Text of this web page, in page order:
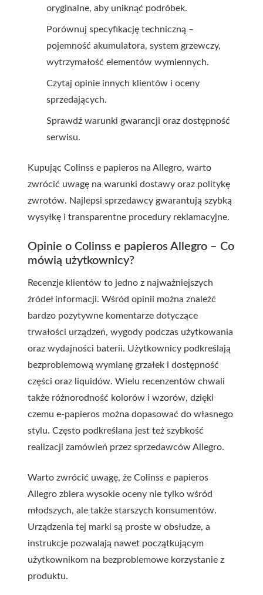
oryginalne, aby uniknąć podróbek.
Porównuj specyfikację techniczną –
pojemność akumulatora, system grzewczy,
wytrzymałość elementów wymiennych.
Czytaj opinie innych klientów i oceny
sprzedających.
Sprawdź warunki gwarancji oraz dostępność
serwisu.
Kupując Colinss e papieros na Allegro, warto
zwrócić uwagę na warunki dostawy oraz politykę
zwrotów. Najlepsi sprzedawcy gwarantują szybką
wysyłkę i transparentne procedury reklamacyjne.
Opinie o Colinss e papieros Allegro – Co
mówią użytkownicy?
Recenzje klientów to jedno z najważniejszych
źródeł informacji. Wśród opinii można znaleźć
bardzo pozytywne komentarze dotyczące
trwałości urządzeń, wygody podczas użytkowania
oraz wydajności baterii. Użytkownicy podkreślają
bezproblemową wymianę grzałek i dostępność
części oraz liquidów. Wielu recenzentów chwali
także różnorodność kolorów i wzorów, dzięki
czemu e-papieros można dopasować do własnego
stylu. Często podkreślana jest też szybkość
realizacji zamówień przez sprzedawców Allegro.
Warto zwrócić uwagę, że Colinss e papieros
Allegro zbiera wysokie oceny nie tylko wśród
młodszych, ale także starszych konsumentów.
Urządzenia tej marki są proste w obsłudze, a
instrukcje pozwalają nawet początkującym
użytkownikom na bezproblemowe korzystanie z
produktu.